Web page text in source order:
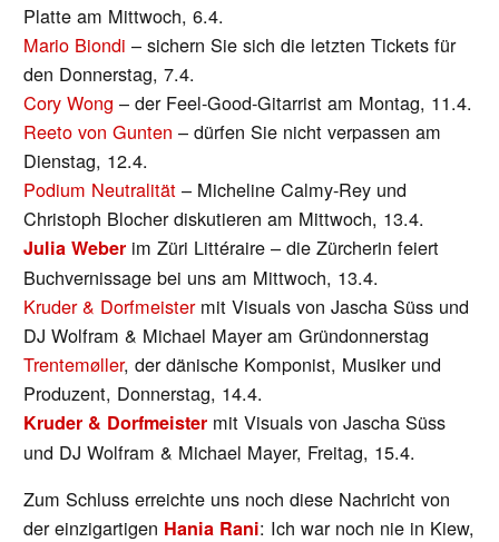
Platte am Mittwoch, 6.4.
Mario Biondi – sichern Sie sich die letzten Tickets für
den Donnerstag, 7.4.
Cory Wong – der Feel-Good-Gitarrist am Montag, 11.4.
Reeto von Gunten – dürfen Sie nicht verpassen am
Dienstag, 12.4.
Podium Neutralität – Micheline Calmy-Rey und
Christoph Blocher diskutieren am Mittwoch, 13.4.
Julia Weber im Züri Littéraire – die Zürcherin feiert
Buchvernissage bei uns am Mittwoch, 13.4.
Kruder & Dorfmeistermit Visuals von Jascha Süss und
DJ Wolfram & Michael Mayer am Gründonnerstag
Trentemøller, der dänische Komponist, Musiker und
Produzent, Donnerstag, 14.4.
Kruder & Dorfmeister mit Visuals von Jascha Süss
und DJ Wolfram & Michael Mayer, Freitag, 15.4.
Zum Schluss erreichte uns noch diese Nachricht von
der einzigartigen Hania Rani: Ich war noch nie in Kiew,